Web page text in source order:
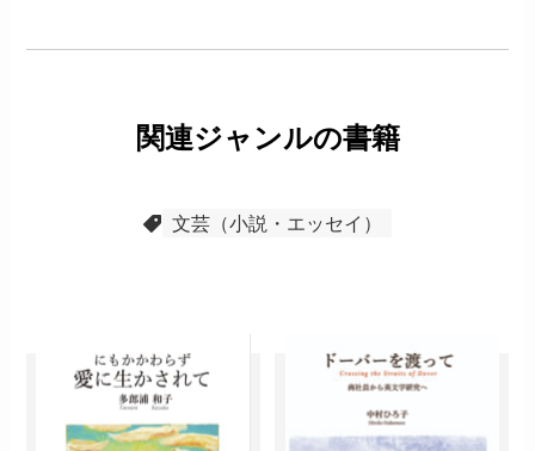
関連ジャンルの書籍
文芸（小説・エッセイ）